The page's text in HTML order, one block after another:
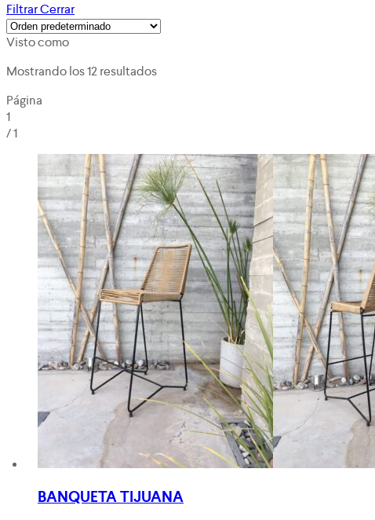
FiltrarCerrar
Visto como
Mostrando los 12 resultados
Página
1
/1
BANQUETA TIJUANA